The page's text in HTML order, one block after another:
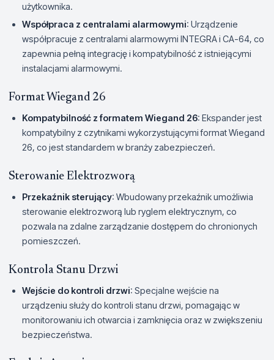
użytkownika.
Współpraca z centralami alarmowymi: Urządzenie
współpracuje z centralami alarmowymi INTEGRA i CA-64, co
zapewnia pełną integrację i kompatybilność z istniejącymi
instalacjami alarmowymi.
Format Wiegand 26
Kompatybilność z formatem Wiegand 26: Ekspander jest
kompatybilny z czytnikami wykorzystującymi format Wiegand
26, co jest standardem w branży zabezpieczeń.
Sterowanie Elektrozworą
Przekaźnik sterujący: Wbudowany przekaźnik umożliwia
sterowanie elektrozworą lub ryglem elektrycznym, co
pozwala na zdalne zarządzanie dostępem do chronionych
pomieszczeń.
Kontrola Stanu Drzwi
Wejście do kontroli drzwi: Specjalne wejście na
urządzeniu służy do kontroli stanu drzwi, pomagając w
monitorowaniu ich otwarcia i zamknięcia oraz w zwiększeniu
bezpieczeństwa.